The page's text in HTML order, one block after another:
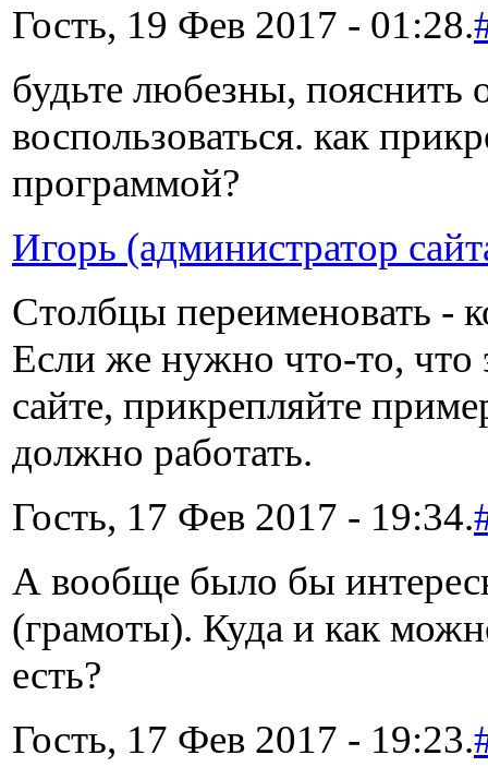
Гость, 19 Фев 2017 - 01:28.
будьте любезны, пояснить
воспользоваться. как
программой?
Игорь (администратор
Столбцы переименовать -
Если же нужно что-то, что
сайте, прикрепляйте
должно работать.
Гость, 17 Фев 2017 - 19:34.
А вообще было бы
(грамоты). Куда и как
есть?
Гость, 17 Фев 2017 - 19:23.